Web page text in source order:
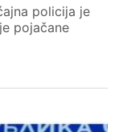
policija je
pojačane